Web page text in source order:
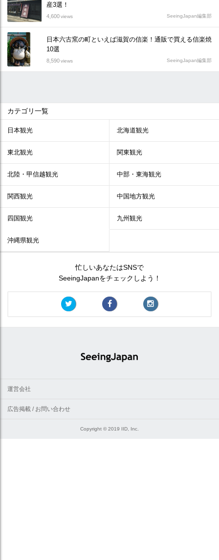
産3選！
4,600views SeeingJapan編集部
日本六古窯の町といえば滋賀の信楽！通販で買える信楽焼
10選
8,590views SeeingJapan編集部
カテゴリ一覧
日本観光 北海道観光
東北観光 関東観光
北陸・甲信越観光 中部・東海観光
関西観光 中国地方観光
四国観光 九州観光
沖縄県観光
忙しいあなたはSNSで
SeeingJapanをチェックしよう！
運営会社
広告掲載 / お問い合わせ
Copyright © 2019 IID, Inc.